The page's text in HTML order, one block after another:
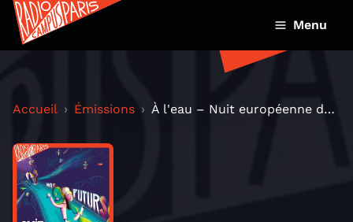
Menu
Accueil Émissions À l'eau – Nuit européenne des chercheur·es 2023